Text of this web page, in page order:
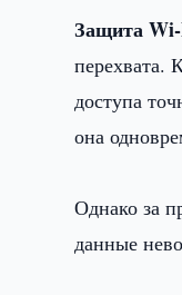
ЗащитаWi-
перехвата.
доступа
она
Однако за
данные